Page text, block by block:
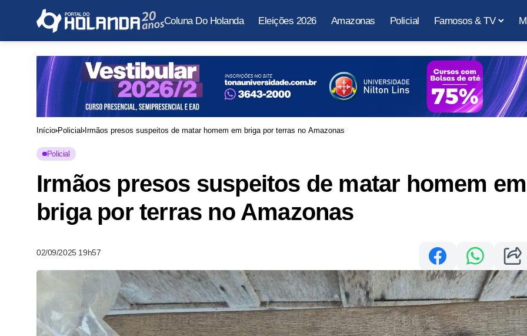
Coluna Do Holanda Eleições 2026 Amazonas Policial Famosos & TV
Início Policial Irmãos presos suspeitos de matar homem em briga por terras no Amazonas
Policial
Irmãos presos suspeitos de matar homem em
briga por terras no Amazonas
02/09/2025 19h57